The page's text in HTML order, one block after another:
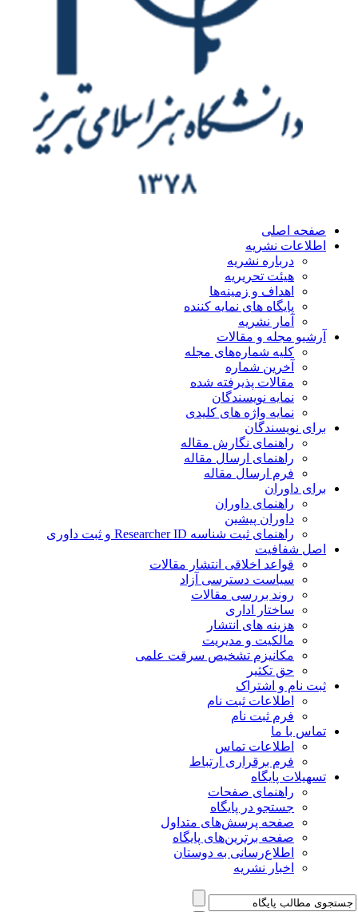
اصلی
نشریه
درباره نشریه
هیئت تحریریه
اهداف و زمینه‌ها
پایگاه های نمایه کننده
آمار نشریه
مجله و مقالات
کلیه شماره‌های مجله
آخرین شماره
مقالات پذیرفته شده
نمایه نویسندگان
نمایه واژه های کلیدی
نویسندگان
راهنمای نگارش مقاله
راهنمای ارسال مقاله
فرم ارسال مقاله
داوران
راهنمای داوران
داوران پیشین
راهنمای ثبت شناسه Researcher ID و ثبت داوری
شفافیت
قواعد اخلاقی انتشار مقالات
سیاست دسترسی آزاد
روند بررسی مقالات
ساختار اداری
هزینه های انتشار
مالکیت و مدیریت
ﻣﮑﺎﻧﯿﺰم ﺗﺸﺨﯿﺺ ﺳﺮﻗﺖ ﻋﻠﻤﯽ
حق تکثیر
نام و اشتراک
اطلاعات ثبت نام
فرم ثبت نام
با ما
اطلاعات تماس
فرم برقراری ارتباط
پایگاه
راهنمای صفحات
جستجو در پایگاه
صفحه پرسش‌های متداول
صفحه برترین‌های پایگاه
اطلاع‌رسانی به دوستان
اخبار نشریه